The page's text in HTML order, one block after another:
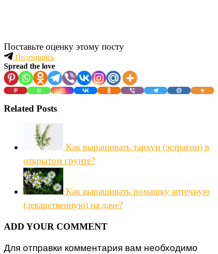
Поставьте оценку этому посту
Подпишись
Spread the love
Related Posts
Как выращивать тархун (эстрагон) в
открытом грунте?
Как выращивать ромашку аптечную
(лекарственную) на даче?
ADD YOUR COMMENT
Для отправки комментария вам необходимо